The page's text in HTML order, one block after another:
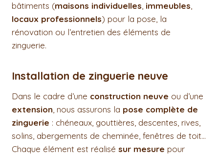
bâtiments (maisons individuelles, immeubles,
locaux professionnels) pour la pose, la
rénovation ou l’entretien des éléments de
zinguerie.
Installation de zinguerie neuve
Dans le cadre d’une construction neuve ou d’une
extension, nous assurons la pose complète de
zinguerie : chéneaux, gouttières, descentes, rives,
solins, abergements de cheminée, fenêtres de toit…
Chaque élément est réalisé sur mesure pour